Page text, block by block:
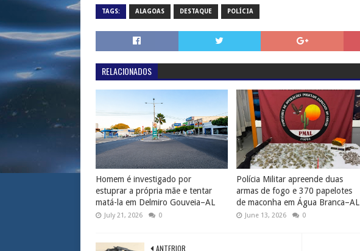
TAGS: ALAGOAS DESTAQUE POLÍCIA
RELACIONADOS
Homem é investigado por
estuprar a própria mãe e tentar
matá-la em Delmiro Gouveia–AL
July 21, 2026 0
Polícia Militar apreende duas
armas de fogo e 370 papelotes
de maconha em Água Branca–AL
June 13, 2026 0
ANTERIOR